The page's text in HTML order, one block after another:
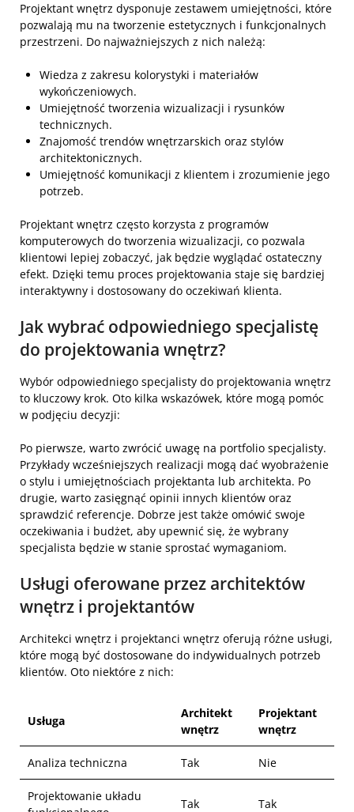
Projektant wnętrz dysponuje zestawem umiejętności, które
pozwalają mu na tworzenie estetycznych i funkcjonalnych
przestrzeni. Do najważniejszych z nich należą:
Wiedza z zakresu kolorystyki i materiałów
wykończeniowych.
Umiejętność tworzenia wizualizacji i rysunków
technicznych.
Znajomość trendów wnętrzarskich oraz stylów
architektonicznych.
Umiejętność komunikacji z klientem i zrozumienie jego
potrzeb.
Projektant wnętrz często korzysta z programów
komputerowych do tworzenia wizualizacji, co pozwala
klientowi lepiej zobaczyć, jak będzie wyglądać ostateczny
efekt. Dzięki temu proces projektowania staje się bardziej
interaktywny i dostosowany do oczekiwań klienta.
Jak wybrać odpowiedniego specjalistę
do projektowania wnętrz?
Wybór odpowiedniego specjalisty do projektowania wnętrz
to kluczowy krok. Oto kilka wskazówek, które mogą pomóc
w podjęciu decyzji:
Po pierwsze, warto zwrócić uwagę na portfolio specjalisty.
Przykłady wcześniejszych realizacji mogą dać wyobrażenie
o stylu i umiejętnościach projektanta lub architekta. Po
drugie, warto zasięgnąć opinii innych klientów oraz
sprawdzić referencje. Dobrze jest także omówić swoje
oczekiwania i budżet, aby upewnić się, że wybrany
specjalista będzie w stanie sprostać wymaganiom.
Usługi oferowane przez architektów
wnętrz i projektantów
Architekci wnętrz i projektanci wnętrz oferują różne usługi,
które mogą być dostosowane do indywidualnych potrzeb
klientów. Oto niektóre z nich:
Usługa
Architekt
wnętrz
Projektant
wnętrz
Analiza techniczna Tak Nie
Projektowanie układu
Tak Tak